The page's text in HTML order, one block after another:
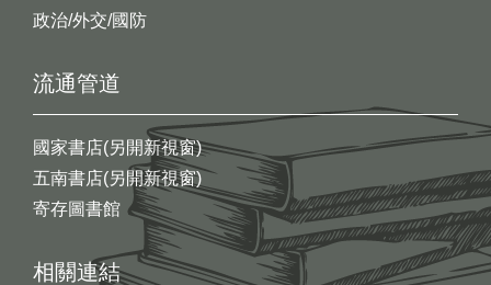
政治/外交/國防
流通管道
國家書店(另開新視窗)
五南書店(另開新視窗)
寄存圖書館
相關連結